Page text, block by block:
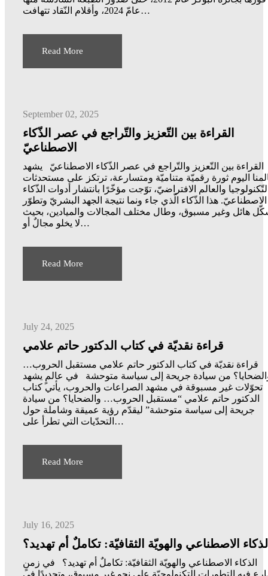
عامّ 2024، وأقلام النّقاد تتهافت…
Read More
September 02, 2025
القراءة بين التّعزيز والتّراجع في عصر الذّكاء
الاصطناعيّ
القراءة بين التّعزيز والتّراجع في عصر الذّكاء الاصطناعيّ يشهد
اليوم ثورة رقميّة متناميّة ومتسارعة، ترتكز على مستحدثات
والعالم الافتراضيّ، توّجت مؤخّرًا بانتشار أدوات الذّكاء
الاصطناعيّ. هذا الذّكاء الّذي جاء ونما نتيجة الجهد البشريّ وتطوّر
هائل وغير مسبوق، وطال مختلف المجالات والميادين، بحيث
لا يخلو مجالٌ أو…
Read More
July 24, 2025
قراءة نقديّة في كتاب الدكتور حاتم علامي
قراءة نقديّة في كتاب الدكتور حاتم علامي مستقبل الحروب…
من سيادة جريحة إلى سياسة متوحشة في عالمٍ يشهد
تحوّلات غير مسبوقة في مشهد الصراعات والحروب، يأتي كتاب
الدكتور حاتم علامي “مستقبل الحروب… والضحايا؟ من سيادة
جريحة إلى سياسة متوحشة” ليقدّم رؤية عميقة وشاملة حول
التحدّيات التي تطرأ على…
Read More
July 16, 2025
الاصطناعي والهويّة الثقافيّة: تكاملٌ أم تهديد؟
الذكاء الاصطناعي والهويّة الثقافيّة: تكاملٌ أم تهديد؟ في زمنٍ
فيه التطورات التكنولوجيّة على نحوٍ غير مسبوق، وتحديدًا في